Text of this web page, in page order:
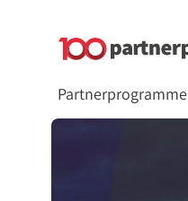
Partnerprogramme